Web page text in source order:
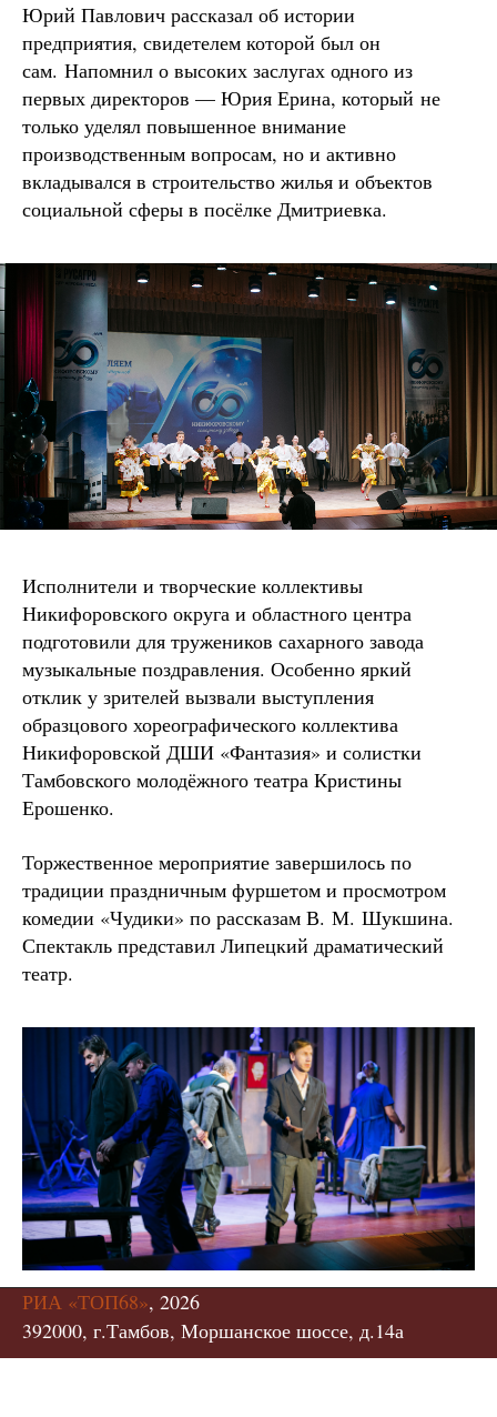
Юрий Павлович рассказал об истории
предприятия, свидетелем которой был он
сам. Напомнил о высоких заслугах одного из
первых директоров — Юрия Ерина, который не
только уделял повышенное внимание
производственным вопросам, но и активно
вкладывался в строительство жилья и объектов
социальной сферы в посёлке Дмитриевка.
Исполнители и творческие коллективы
Никифоровского округа и областного центра
подготовили для тружеников сахарного завода
музыкальные поздравления. Особенно яркий
отклик у зрителей вызвали выступления
образцового хореографического коллектива
Никифоровской ДШИ «Фантазия» и солистки
Тамбовского молодёжного театра Кристины
Ерошенко.
Торжественное мероприятие завершилось по
традиции праздничным фуршетом и просмотром
комедии «Чудики» по рассказам В. М. Шукшина.
Спектакль представил Липецкий драматический
театр.
РИА «ТОП68», 2026
392000, г.Тамбов, Моршанское шоссе, д.14а